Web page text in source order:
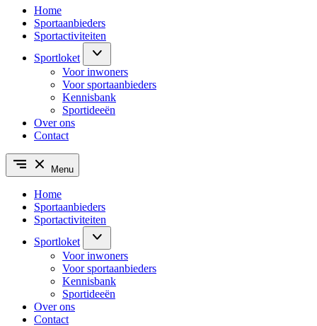
Home
Sportaanbieders
Sportactiviteiten
Sportloket
Voor inwoners
Voor sportaanbieders
Kennisbank
Sportideeën
Over ons
Contact
Menu
Home
Sportaanbieders
Sportactiviteiten
Sportloket
Voor inwoners
Voor sportaanbieders
Kennisbank
Sportideeën
Over ons
Contact